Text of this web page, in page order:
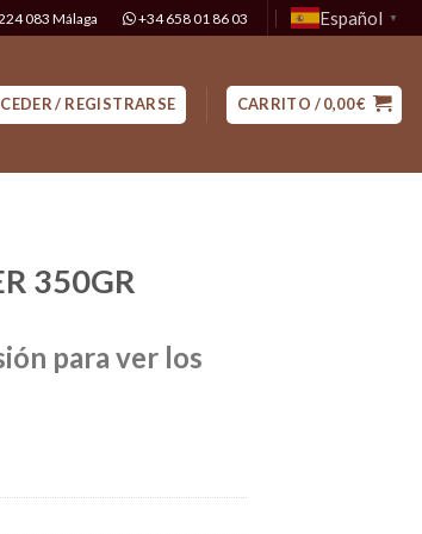
083 Málaga +34 658 01 86 03 Español ▼
/ REGISTRARSE CARRITO /0,00€
350GR
para ver los